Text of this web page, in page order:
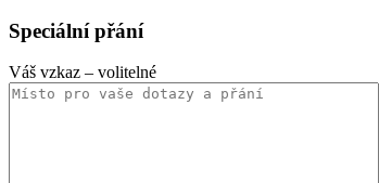
Speciální přání
Váš vzkaz – volitelné